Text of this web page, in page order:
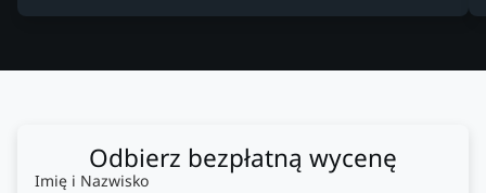
Odbierz bezpłatną wycenę
Imię i Nazwisko